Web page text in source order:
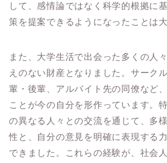
して、感情論ではなく科学的根拠に
策を提案できるようになったことは
また、大学生活で出会った多くの人
えのない財産となりました。サーク
輩・後輩、アルバイト先の同僚など
ことが今の自分を形作っています。
の異なる人々との交流を通じて、多
性と、自分の意見を明確に表現する
できました。これらの経験が、社会